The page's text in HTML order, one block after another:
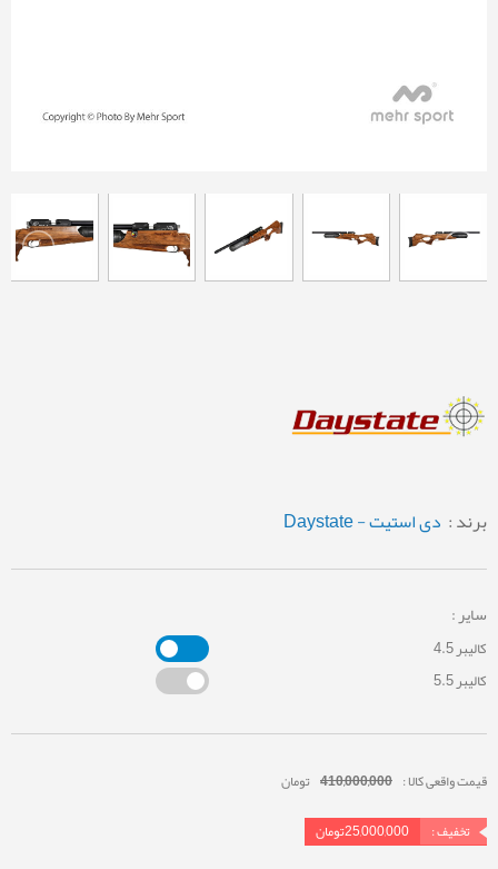
برند : دی استیت - Daystate
سایر :
کالیبر 4.5
کالیبر 5.5
قیمت واقعی کالا : 410,000,000 تومان
تخفیف :
25,000,000تومان